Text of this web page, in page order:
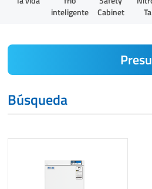
inteligente
Cabinet
Búsqueda